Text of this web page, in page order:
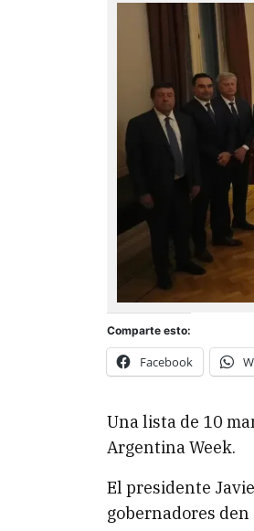
Comparte esto:
Facebook
Una lista de 10
Argentina Week.
El presidente
gobernadores